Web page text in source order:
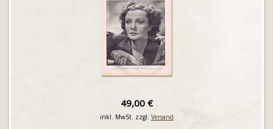
49,00 €
inkl. MwSt. zzgl. Versand